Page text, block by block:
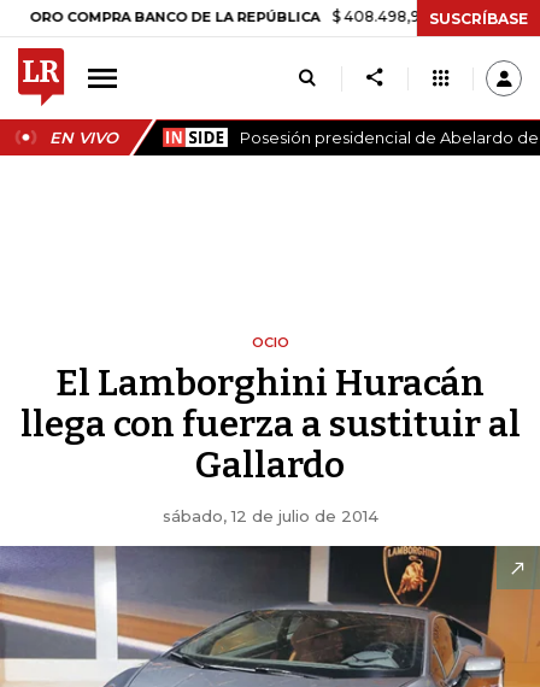
BANCO DE LA REPÚBLICA $ 408.498,97 +$ 8.753,81 +2,19%
SUSCRÍBASE
EN VIVO Posesión presidencial de Abelardo de
OCIO
El Lamborghini Huracán
llega con fuerza a sustituir al
Gallardo
sábado, 12 de julio de 2014